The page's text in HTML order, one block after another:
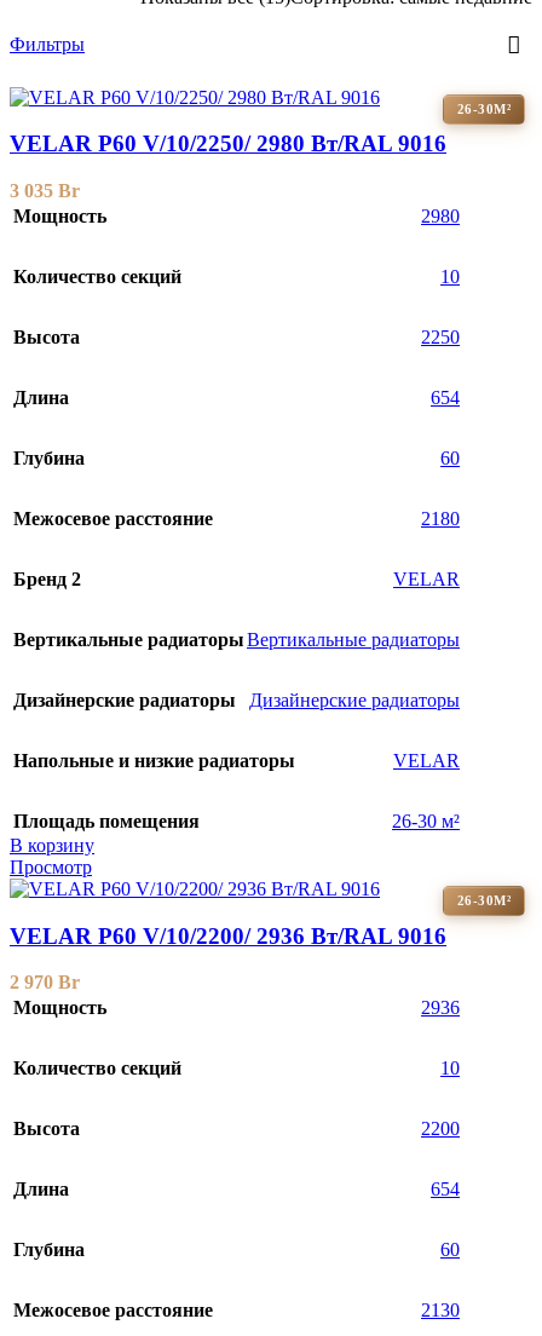
Фильтры
26-30М²
VELAR P60 V/10/2250/ 2980 Bт/RAL 9016
3 035 Br
Мощность
2980
Количество секций 10
Высота 2250
Длина 654
Глубина 60
Межосевое расстояние 2180
Бренд 2 VELAR
Вертикальные радиаторыВертикальные радиаторы
Дизайнерские радиаторы Дизайнерские радиаторы
Напольные и низкие радиаторы VELAR
Площадь помещения
26-30 м²
В корзину
Просмотр
26-30М²
VELAR P60 V/10/2200/ 2936 Bт/RAL 9016
2 970 Br
Мощность
2936
Количество секций 10
Высота 2200
Длина 654
Глубина 60
Межосевое расстояние 2130